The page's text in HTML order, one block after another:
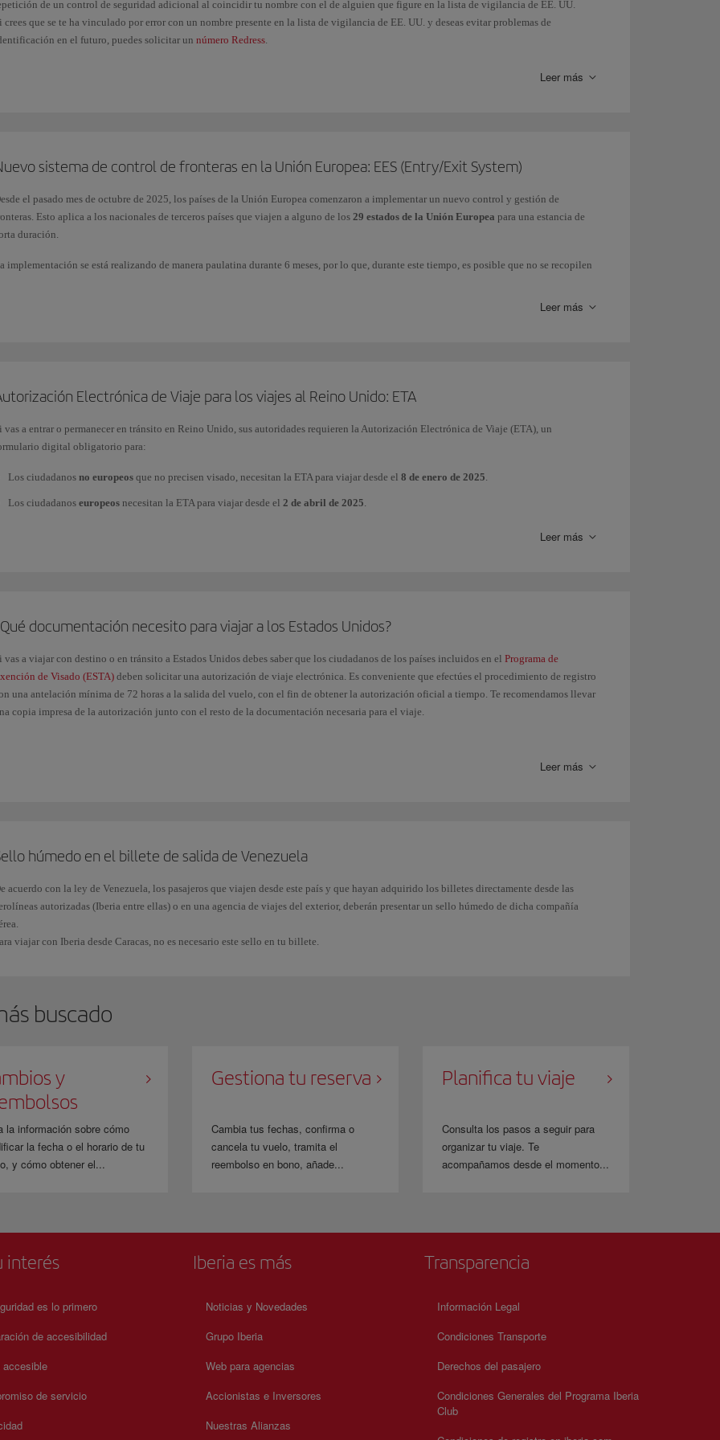
de un control de seguridad adicional al coincidir tu nombre con el de alguien que figure en la lista de vigilancia de EE. UU.
crees que se te ha vinculado por error con un nombre presente en la lista de vigilancia de EE. UU. y deseas evitar problemas de
en el futuro, puedes solicitar un número Redress.
Leer más
sistema de control de fronteras en la Unión Europea: EES (Entry/Exit System)
el pasado mes de octubre de 2025, los países de la Unión Europea comenzaron a implementar un nuevo control y gestión de
Esto aplica a los nacionales de terceros países que viajen a alguno de los 29 estados de la Unión Europea para una estancia de
duración.
implementación se está realizando de manera paulatina durante 6 meses, por lo que, durante este tiempo, es posible que no se recopilen
Leer más
Electrónica de Viaje para los viajes al Reino Unido: ETA
vas a entrar o permanecer en tránsito en Reino Unido, sus autoridades requieren la Autorización Electrónica de Viaje (ETA), un
digital obligatorio para:
Los ciudadanos no europeos que no precisen visado, necesitan la ETA para viajar desde el 8 de enero de 2025.
Los ciudadanos europeos necesitan la ETA para viajar desde el 2 de abril de 2025.
Leer más
documentación necesito para viajar a los Estados Unidos?
vas a viajar con destino o en tránsito a Estados Unidos debes saber que los ciudadanos de los países incluidos en el Programa de
de Visado (ESTA) deben solicitar una autorización de viaje electrónica. Es conveniente que efectúes el procedimiento de registro
una antelación mínima de 72 horas a la salida del vuelo, con el fin de obtener la autorización oficial a tiempo. Te recomendamos llevar
copia impresa de la autorización junto con el resto de la documentación necesaria para el viaje.
B1 o B2 en el Consulado General o Sección Consular de la Embajada de Estados Unidos de tu lugar deLeer más
húmedo en el billete de salida de Venezuela
acuerdo con la ley de Venezuela, los pasajeros que viajen desde este país y que hayan adquirido los billetes directamente desde las
autorizadas (Iberia entre ellas) o en una agencia de viajes del exterior, deberán presentar un sello húmedo de dicha compañía
viajar con Iberia desde Caracas, no es necesario este sello en tu billete.
buscado
y
la información sobre cómo
la fecha o el horario de tu
y cómo obtener el...
Gestiona tu reserva
Cambia tus fechas, confirma o
cancela tu vuelo, tramita el
reembolso en bono, añade...
Planifica tu viaje
Consulta los pasos a seguir para
organizar tu viaje. Te
acompañamos desde el momento...
interés
es lo primero
de accesibilidad
accesible
de servicio
Iberia es más
Noticias y Novedades
Grupo Iberia
Web para agencias
Accionistas e Inversores
Nuestras Alianzas
Transparencia
Información Legal
Condiciones Transporte
Derechos del pasajero
Condiciones Generales del Programa Iberia
Club